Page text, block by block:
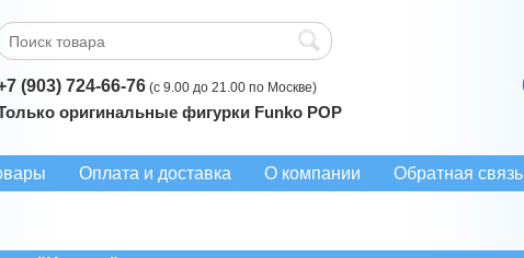
(903) 724-66-76 (с 9.00 до 21.00 по Москве)
оригинальные фигурки Funko POP
Оплата и доставка О компании Обратная связь